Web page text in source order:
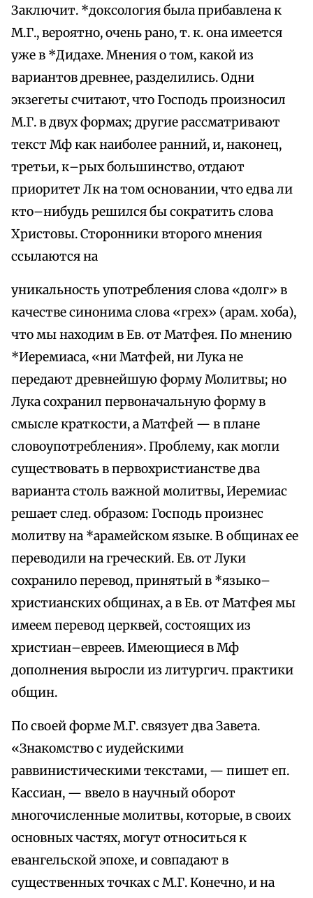
Заключит. *доксология была прибавлена к
М.Г., вероятно, очень рано, т. к. она имеется
уже в *Дидахе. Мнения о том, какой из
вариантов древнее, разделились. Одни
экзегеты считают, что Господь произносил
М.Г. в двух формах; другие рассматривают
текст Мф как наиболее ранний, и, наконец,
третьи, к–рых большинство, отдают
приоритет Лк на том основании, что едва ли
кто–нибудь решился бы сократить слова
Христовы. Сторонники второго мнения
ссылаются на
уникальность употребления слова «долг» в
качестве синонима слова «грех» (арам. хоба),
что мы находим в Ев. от Матфея. По мнению
*Иеремиаса, «ни Матфей, ни Лука не
передают древнейшую форму Молитвы; но
Лука сохранил первоначальную форму в
смысле краткости, а Матфей — в плане
словоупотребления». Проблему, как могли
существовать в первохристианстве два
варианта столь важной молитвы, Иеремиас
решает след. образом: Господь произнес
молитву на *арамейском языке. В общинах ее
переводили на греческий. Ев. от Луки
сохранило перевод, принятый в *языко–
христианских общинах, а в Ев. от Матфея мы
имеем перевод церквей, состоящих из
христиан–евреев. Имеющиеся в Мф
дополнения выросли из литургич. практики
общин.
По своей форме М.Г. связует два Завета.
«Знакомство с иудейскими
раввинистическими текстами, — пишет еп.
Кассиан, — ввело в научный оборот
многочисленные молитвы, которые, в своих
основных частях, могут относиться к
евангельской эпохе, и совпадают в
существенных точках с М.Г. Конечно, и на